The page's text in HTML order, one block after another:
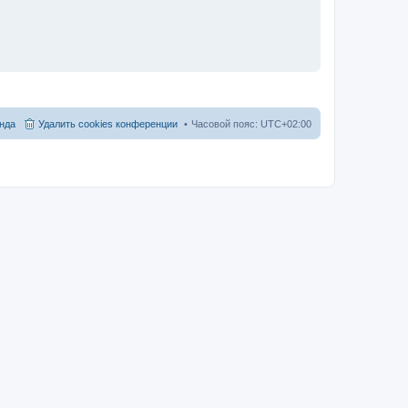
Часовой пояс: UTC+02:00
Удалить cookies конференции